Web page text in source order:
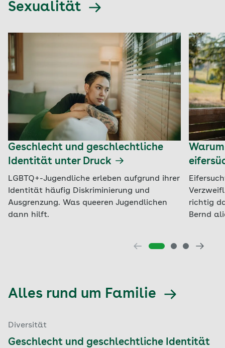
Sexualität
Geschlecht und geschlechtliche
Identität unter Druck
LGBTQ+-Jugendliche erleben aufgrund ihrer
Identität häufig Diskriminierung und
Ausgrenzung. Was queeren Jugendlichen
dann hilft.
richtig
Bernd
Alles rund um Familie
Diversität
Geschlecht und geschlechtliche Identität